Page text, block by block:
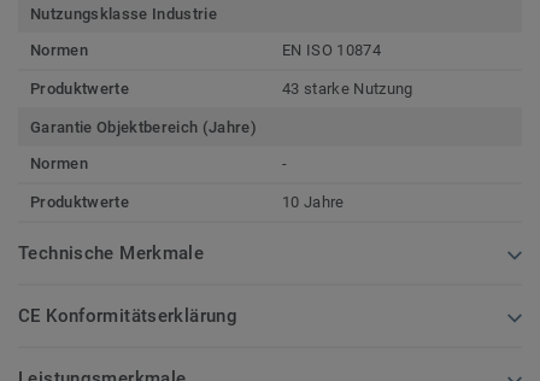
Nutzungsklasse Industrie
Normen
EN ISO 10874
Produktwerte 43 starke Nutzung
Garantie Objektbereich (Jahre)
Normen
-
Produktwerte 10 Jahre
Technische Merkmale
CE Konformitätserklärung